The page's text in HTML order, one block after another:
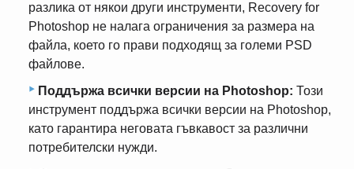
разлика от някои други инструменти, Recovery for
Photoshop не налага ограничения за размера на
файла, което го прави подходящ за големи PSD
файлове.
Поддържа всички версии на Photoshop: Този
инструмент поддържа всички версии на Photoshop,
като гарантира неговата гъвкавост за различни
потребителски нужди.